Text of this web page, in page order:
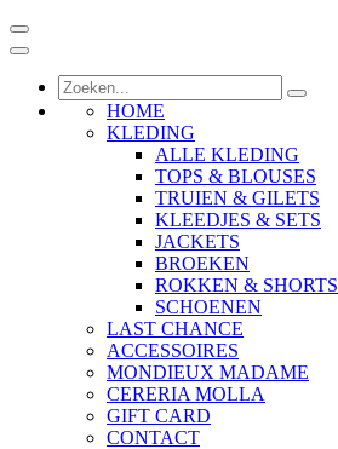
HOME
KLEDING
ALLE KLEDING
TOPS & BLOUSES
TRUIEN & GILETS
KLEEDJES & SETS
JACKETS
BROEKEN
ROKKEN & SHORTS
SCHOENEN
LAST CHANCE
ACCESSOIRES
MONDIEUX MADAME
CERERIA MOLLA
GIFT CARD
CONTACT